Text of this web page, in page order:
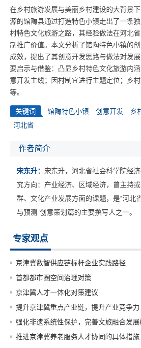
在乡村旅游发展与美丽乡村建设的大背景
源的馆陶县通过打造特色小镇走出了一条
村特色文化旅游之路，其经验做法在河北
制推广价值。本文分析了馆陶特色小镇的
成效，提出了其创意开发思路与做法对发
要启示与借鉴：凸显乡村特色文化旅游内
意开发主线；因村制宜进行主题定位；乡
等。
关键词 馆陶特色小镇 创意开发
乡
河北省
作者简介
宋东升： 宋东升，河北省社会科学院经
究方向：产业经济、区域经济，曾主持
群、文化产业发展方面的课题，是“河北
与预测”创意策划篇的主要撰写人之一。
专家观点
京津冀数智供应链标杆企业实践路径
首都都市圈空间治理对策
京津冀人才一体化对策建议
提升京津冀重点产业链，提升产业竞争力
强化非遗系统性保护，完善文旅融合发展
推进京津冀养老服务人才协同的具体措施